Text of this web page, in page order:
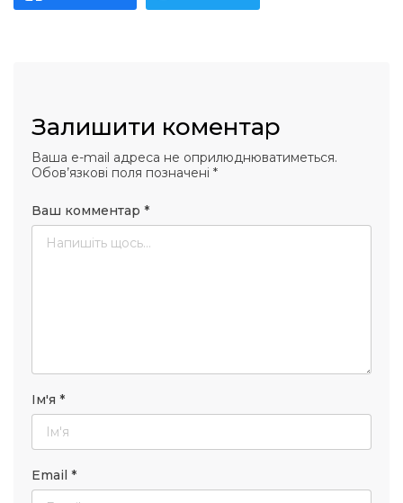
Залишити коментар
Ваша e-mail адреса не оприлюднюватиметься.
Обов’язкові поля позначені *
Ваш комментар *
Ім'я *
Email *